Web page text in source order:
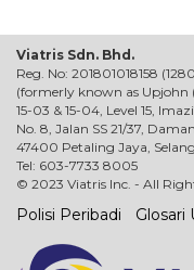
Viatris Sdn. Bhd.
Reg. No: 201801018158
(formerly known as Upjohn
15-03 & 15-04, Level 15,
No. 8, Jalan SS 21/37,
47400 Petaling Jaya,
Tel: 603-7733 8005
© 2023 Viatris Inc. - All
Polisi Peribadi Glosari